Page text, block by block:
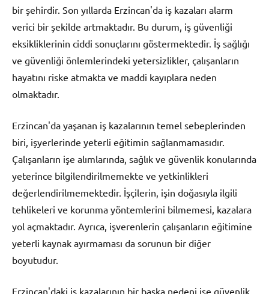
bir şehirdir. Son yıllarda Erzincan'da iş kazaları alarm
verici bir şekilde artmaktadır. Bu durum, iş güvenliği
eksikliklerinin ciddi sonuçlarını göstermektedir. İş sağlığı
ve güvenliği önlemlerindeki yetersizlikler, çalışanların
hayatını riske atmakta ve maddi kayıplara neden
olmaktadır.
Erzincan'da yaşanan iş kazalarının temel sebeplerinden
biri, işyerlerinde yeterli eğitimin sağlanmamasıdır.
Çalışanların işe alımlarında, sağlık ve güvenlik konularında
yeterince bilgilendirilmemekte ve yetkinlikleri
değerlendirilmemektedir. İşçilerin, işin doğasıyla ilgili
tehlikeleri ve korunma yöntemlerini bilmemesi, kazalara
yol açmaktadır. Ayrıca, işverenlerin çalışanların eğitimine
yeterli kaynak ayırmaması da sorunun bir diğer
boyutudur.
Erzincan'daki iş kazalarının bir başka nedeni ise güvenlik